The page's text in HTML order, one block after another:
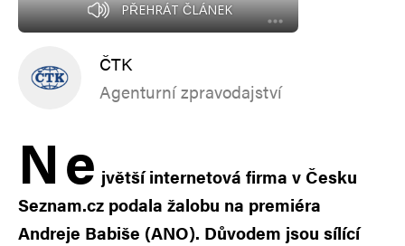
PŘEHRÁT ČLÁNEK
ČTK
Agenturní zpravodajství
Ne jvětší internetová firma v Česku
Seznam.cz podala žalobu na premiéra
Andreje Babiše (ANO). Důvodem jsou sílící